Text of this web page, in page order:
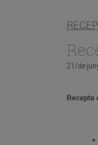
21/de
Recepta